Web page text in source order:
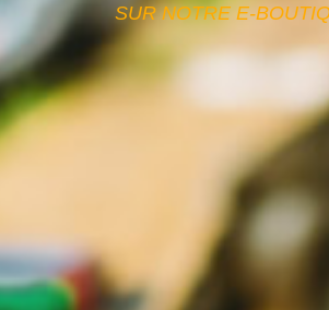
SUR NOTRE E-